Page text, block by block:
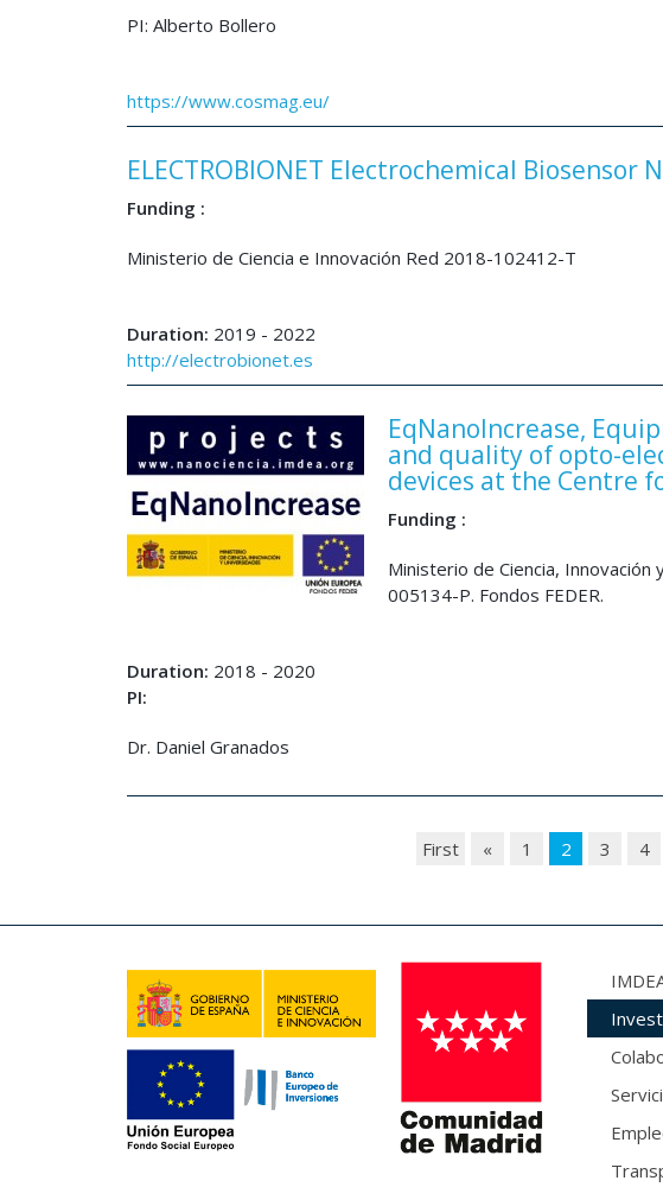
PI: Alberto Bollero
https://www.cosmag.eu/
ELECTROBIONET Electrochemical Biosensor
Funding :
Ministerio de Ciencia e Innovación Red 2018-102412-T
Duration: 2019 - 2022
http://electrobionet.es
EqNanoIncrease,
and quality of opto-
devices at the Centre
Funding :
Ministerio de Ciencia,
005134-P. Fondos FEDER.
Duration: 2018 - 2020
PI:
Dr. Daniel Granados
First « 1 2 3 4